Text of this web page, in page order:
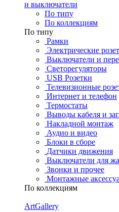
и выключатели
По типу
По коллекциям
По типу
Рамки
Электрические
Выключатели и
Светорегуляторы
USB Розетки
Телевизионные
Интернет и телефон
Термостаты
Выводы кабеля и
Накладной монтаж
Аудио и видео
Блоки в сборе
Датчики движения
Выключатели для
Звонки и прочее
Монтажные
По коллекциям
ArtGallery